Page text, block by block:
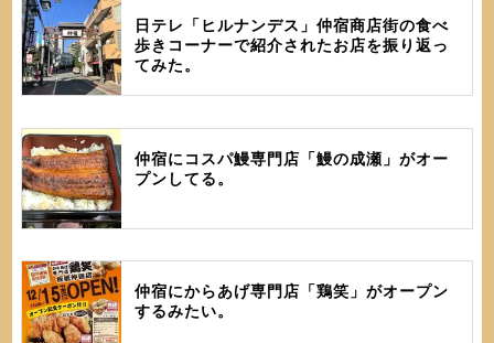
日テレ「ヒルナンデス」仲宿商店街の食べ
歩きコーナーで紹介されたお店を振り返っ
てみた。
仲宿にコスパ鰻専門店「鰻の成瀬」がオー
プンしてる。
仲宿にからあげ専門店「鶏笑」がオープン
するみたい。